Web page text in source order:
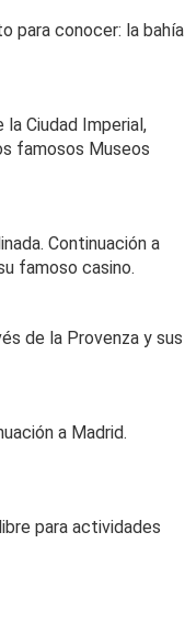
para conocer: la bahía
Ciudad Imperial,
famosos Museos
Continuación a
famoso casino.
de la Provenza y sus
a Madrid.
para actividades